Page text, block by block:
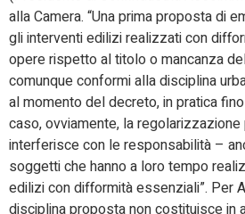
alla Camera. “Una prima proposta di
gli interventi edilizi realizzati con
opere rispetto al titolo o mancanza
comunque conformi alla disciplina
al momento del decreto, in pratica
caso, ovviamente, la
interferisce con le responsabilità –
soggetti che hanno a loro tempo
edilizi con difformità essenziali”. Per